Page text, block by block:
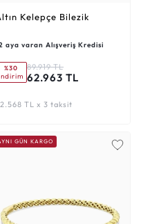
Kelepçe Bilezik
aya varan Alışveriş Kredisi
%30 89.919 TL
62.963 TL
TL x 3 taksit
GÜN KARGO